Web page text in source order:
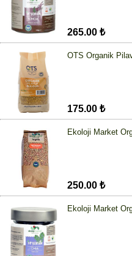
265.00 ₺
OTS Organik
175.00 ₺
Ekoloji Market
250.00 ₺
Ekoloji Market